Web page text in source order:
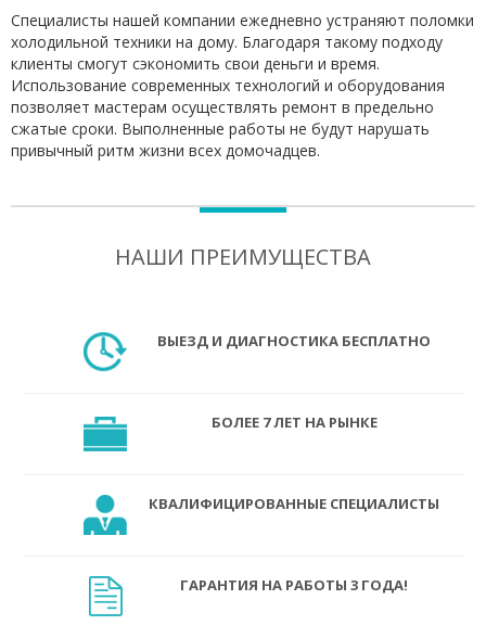
Специалисты нашей компании ежедневно устраняют поломки
холодильной техники на дому. Благодаря такому подходу
клиенты смогут сэкономить свои деньги и время.
Использование современных технологий и оборудования
позволяет мастерам осуществлять ремонт в предельно
сжатые сроки. Выполненные работы не будут нарушать
привычный ритм жизни всех домочадцев.
НАШИ ПРЕИМУЩЕСТВА
ВЫЕЗД И ДИАГНОСТИКА БЕСПЛАТНО
БОЛЕЕ 7 ЛЕТ НА РЫНКЕ
КВАЛИФИЦИРОВАННЫЕ СПЕЦИАЛИСТЫ
ГАРАНТИЯ НА РАБОТЫ 3 ГОДА!